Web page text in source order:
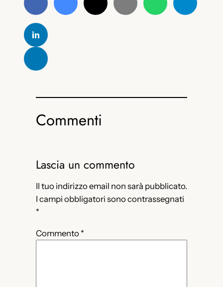
Commenti
Lascia un commento
Il tuo indirizzo email non sarà pubblicato.
I campi obbligatori sono contrassegnati
*
Commento *